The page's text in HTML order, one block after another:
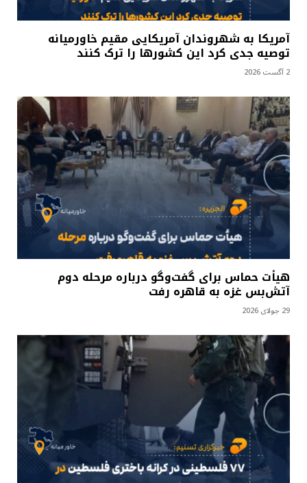
آمریکا به شهروندان آمریکایی مقیم خاورمیانه
توصیه جدی کرد این کشورها را ترک کنند
2 آگست 2026
هیأت حماس برای گفت‌وگو درباره مرحله دوم
آتش‌بس غزه به قاهره رفت
29 جولای 2026